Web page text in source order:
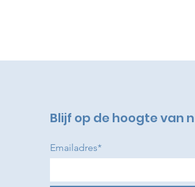
Blijf op de hoogte van
Emailadres*